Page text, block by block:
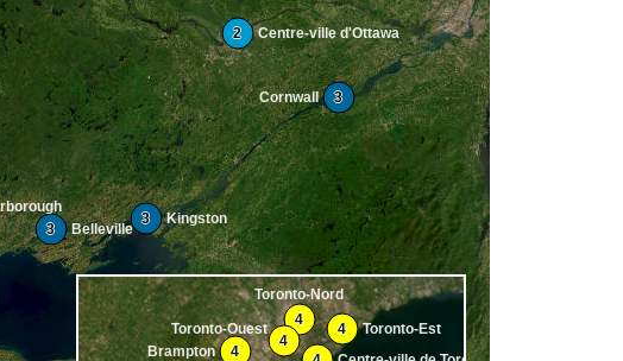
Belleville
3
Centre-ville d'Ottawa
2
Cornwall 3
Kingston
3
Brampton 4
Toronto-Est
4
Toronto-Nord
4
Toronto-Ouest
4